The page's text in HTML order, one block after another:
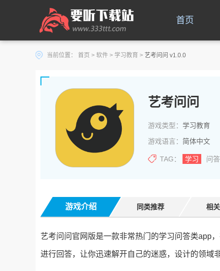
首页
当前位置： 首页 > 软件 > 学习教育 > 艺考问问 v1.0.0
艺考问问
游戏类型： 学习教育
游戏语言： 简体中文
TAG： 学习 问答
游戏介绍 同类推荐 相
艺考问问官网版是一款非常热门的学习问答类app
进行回答，让你迅速解开自己的迷惑，设计的领域